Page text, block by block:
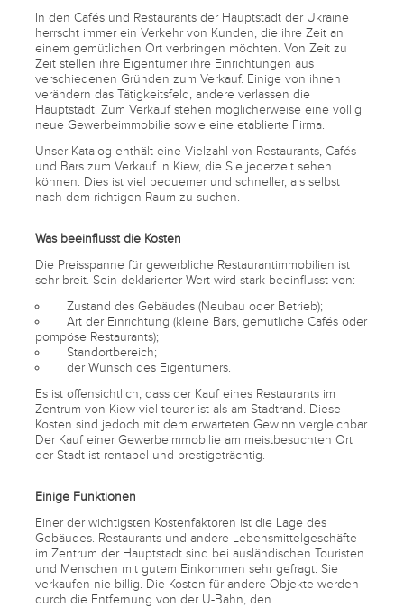
In den Cafés und Restaurants der Hauptstadt der Ukraine
herrscht immer ein Verkehr von Kunden, die ihre Zeit an
einem gemütlichen Ort verbringen möchten. Von Zeit zu
Zeit stellen ihre Eigentümer ihre Einrichtungen aus
verschiedenen Gründen zum Verkauf. Einige von ihnen
verändern das Tätigkeitsfeld, andere verlassen die
Hauptstadt. Zum Verkauf stehen möglicherweise eine völlig
neue Gewerbeimmobilie sowie eine etablierte Firma.
Unser Katalog enthält eine Vielzahl von Restaurants, Cafés
und Bars zum Verkauf in Kiew, die Sie jederzeit sehen
können. Dies ist viel bequemer und schneller, als selbst
nach dem richtigen Raum zu suchen.
Was beeinflusst die Kosten
Die Preisspanne für gewerbliche Restaurantimmobilien ist
sehr breit. Sein deklarierter Wert wird stark beeinflusst von:
Zustand des Gebäudes (Neubau oder Betrieb);
Art der Einrichtung (kleine Bars, gemütliche Cafés oder
pompöse Restaurants);
Standortbereich;
der Wunsch des Eigentümers.
Es ist offensichtlich, dass der Kauf eines Restaurants im
Zentrum von Kiew viel teurer ist als am Stadtrand. Diese
Kosten sind jedoch mit dem erwarteten Gewinn vergleichbar.
Der Kauf einer Gewerbeimmobilie am meistbesuchten Ort
der Stadt ist rentabel und prestigeträchtig.
Einige Funktionen
Einer der wichtigsten Kostenfaktoren ist die Lage des
Gebäudes. Restaurants und andere Lebensmittelgeschäfte
im Zentrum der Hauptstadt sind bei ausländischen Touristen
und Menschen mit gutem Einkommen sehr gefragt. Sie
verkaufen nie billig. Die Kosten für andere Objekte werden
durch die Entfernung von der U-Bahn, den